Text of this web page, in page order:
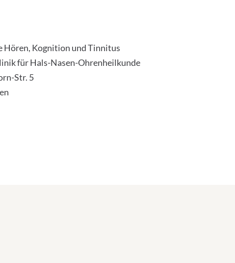
Hören, Kognition und Tinnitus
für Hals-Nasen-Ohrenheilkunde
Str. 5